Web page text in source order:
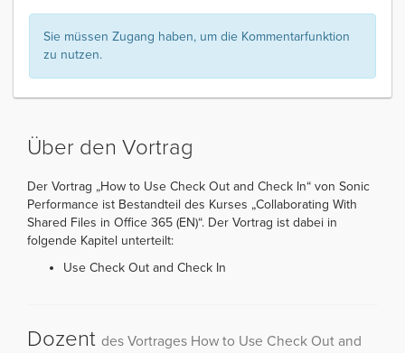
Sie müssen Zugang haben, um die Kommentarfunktion
zu nutzen.
Über den Vortrag
Der Vortrag „How to Use Check Out and Check In“ von Sonic
Performance ist Bestandteil des Kurses „Collaborating With
Shared Files in Office 365 (EN)“. Der Vortrag ist dabei in
folgende Kapitel unterteilt:
Use Check Out and Check In
Dozent des Vortrages How to Use Check Out and